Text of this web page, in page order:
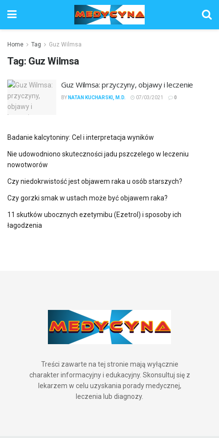
Home Tag Guz Wilmsa
Tag: Guz Wilmsa
Guz Wilmsa: przyczyny, objawy i leczenie
BY NATAN KUCHARSKI, M.D. 07/03/2021 0
Badanie kalcytoniny: Cel i interpretacja wyników
Nie udowodniono skuteczności jadu pszczelego w leczeniu
nowotworów
Czy niedokrwistość jest objawem raka u osób starszych?
Czy gorzki smak w ustach może być objawem raka?
11 skutków ubocznych ezetymibu (Ezetrol) i sposoby ich
łagodzenia
Treści zawarte na tej stronie mają wyłącznie
charakter informacyjny i edukacyjny. Skonsultuj się z
lekarzem w celu uzyskania porady medycznej,
leczenia lub diagnozy.